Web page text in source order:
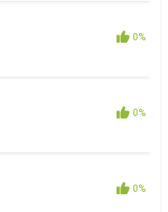
0%
0%
0%